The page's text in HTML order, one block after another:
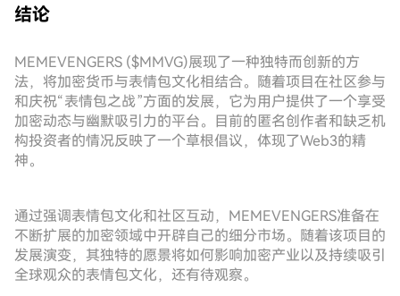
结论
MEMEVENGERS ($MMVG)展现了一种独特而创新的方
法，将加密货币与表情包文化相结合。随着项目在社区参与
和庆祝“表情包之战”方面的发展，它为用户提供了一个享受
加密动态与幽默吸引力的平台。目前的匿名创作者和缺乏机
构投资者的情况反映了一个草根倡议，体现了Web3的精
神。
通过强调表情包文化和社区互动，MEMEVENGERS准备在
不断扩展的加密领域中开辟自己的细分市场。随着该项目的
发展演变，其独特的愿景将如何影响加密产业以及持续吸引
全球观众的表情包文化，还有待观察。